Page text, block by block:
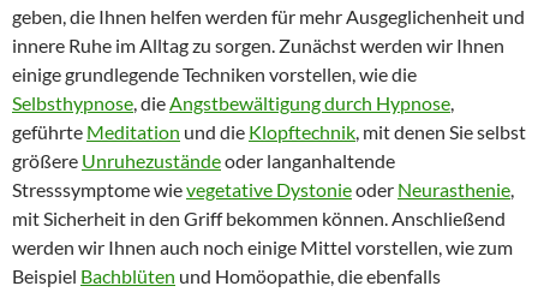
geben, die Ihnen helfen werden für mehr Ausgeglichenheit und
innere Ruhe im Alltag zu sorgen. Zunächst werden wir Ihnen
einige grundlegende Techniken vorstellen, wie die
Selbsthypnose, dieAngstbewältigung durch Hypnose,
geführte Meditation und die Klopftechnik, mit denen Sie selbst
größere Unruhezuständeoder langanhaltende
Stresssymptome wievegetative Dystonieoder Neurasthenie,
mit Sicherheit in den Griff bekommen können. Anschließend
werden wir Ihnen auch noch einige Mittel vorstellen, wie zum
Beispiel Bachblüten und Homöopathie, die ebenfalls